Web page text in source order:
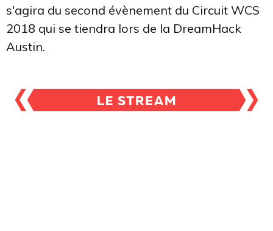
s'agira du second évènement du Circuit WCS
2018 qui se tiendra lors de la DreamHack
Austin.